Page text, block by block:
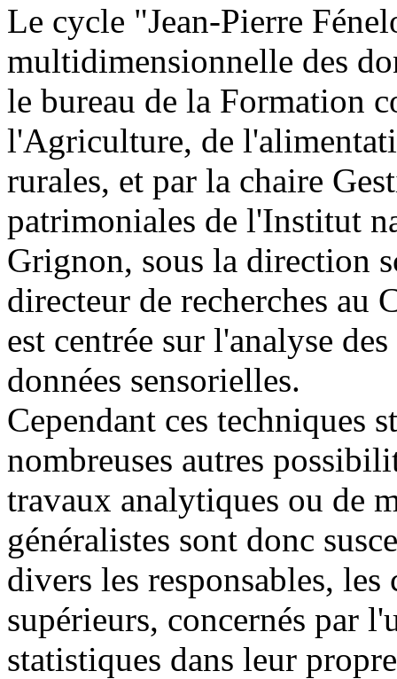
Le cycle "Jean-Pierre
multidimensionnelle des
le bureau de la Formation
l'Agriculture, de
rurales, et par la chaire
patrimoniales de l'Institut
Grignon, sous la direction
directeur de recherches au
est centrée sur l'analyse
données sensorielles.
Cependant ces techniques
nombreuses autres
travaux analytiques ou de
généralistes sont donc
divers les responsables,
supérieurs, concernés par
statistiques dans leur